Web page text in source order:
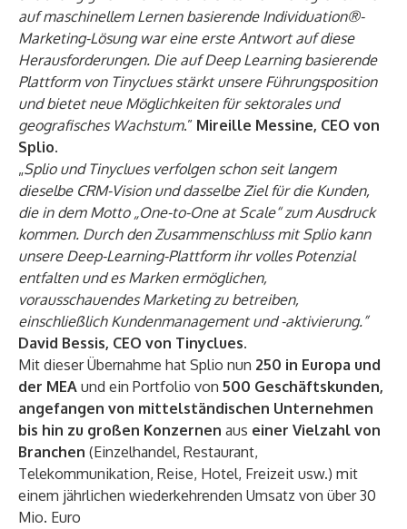
auf maschinellem Lernen basierende Individuation®-
Marketing-Lösung war eine erste Antwort auf diese
Herausforderungen. Die auf Deep Learning basierende
Plattform von Tinyclues stärkt unsere Führungsposition
und bietet neue Möglichkeiten für sektorales und
geografisches Wachstum.” Mireille Messine, CEO von
Splio.
„Splio und Tinyclues verfolgen schon seit langem
dieselbe CRM-Vision und dasselbe Ziel für die Kunden,
die in dem Motto „One-to-One at Scale“ zum Ausdruck
kommen. Durch den Zusammenschluss mit Splio kann
unsere Deep-Learning-Plattform ihr volles Potenzial
entfalten und es Marken ermöglichen,
vorausschauendes Marketing zu betreiben,
einschließlich Kundenmanagement und -aktivierung.”
David Bessis, CEO von Tinyclues.
Mit dieser Übernahme hat Splio nun 250 in Europa und
der MEA und ein Portfolio von 500 Geschäftskunden,
angefangen von mittelständischen Unternehmen
bis hin zu großen Konzernen aus einer Vielzahl von
Branchen (Einzelhandel, Restaurant,
Telekommunikation, Reise, Hotel, Freizeit usw.) mit
einem jährlichen wiederkehrenden Umsatz von über 30
Mio. Euro